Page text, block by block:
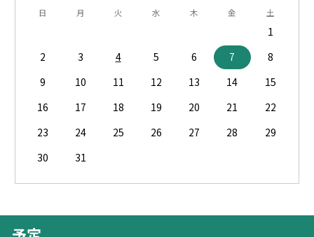
日 月 火 水 木 金 土
1
2
3 4 5 6 7
8
9
10 11 12 13 14
15
16
17 18 19 20 21
22
23
24 25 26 27 28
29
30
31